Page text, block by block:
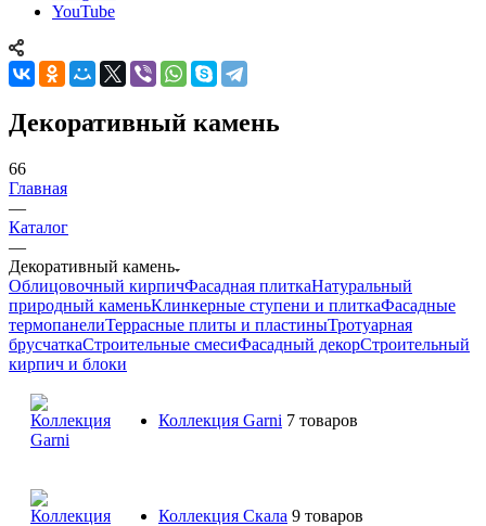
YouTube
Декоративный камень
66
Главная
—
Каталог
—
Декоративный камень
Облицовочный кирпичФасадная плиткаНатуральный
природный каменьКлинкерные ступени и плиткаФасадные
термопанелиТеррасные плиты и пластиныТротуарная
брусчаткаСтроительные смесиФасадный декорСтроительный
кирпич и блоки
Коллекция Garni 7 товаров
Коллекция Скала 9 товаров